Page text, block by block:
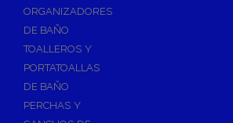
Fregaderos
Grifería de Fregadero
Recambios de fregadero
Contra Incendios
ORGANIZADORES
DE BAÑO
TOALLEROS Y
PORTATOALLAS
DE BAÑO
PERCHAS Y